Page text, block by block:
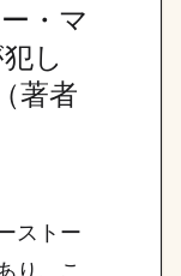
・マ
し
著者
ストー